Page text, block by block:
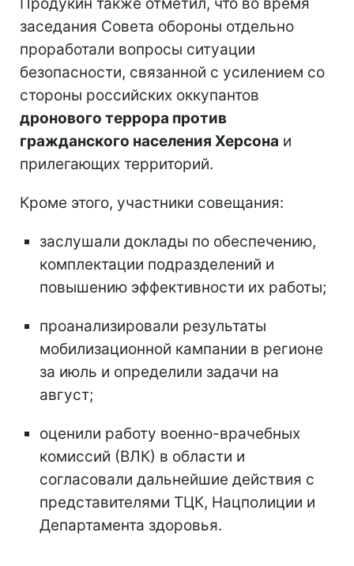
заседания Совета обороны отдельно
проработали вопросы ситуации
безопасности, связанной с усилением со
стороны российских оккупантов
дронового террора против
гражданского населения Херсона и
прилегающих территорий.
Кроме этого, участники совещания:
заслушали доклады по обеспечению,
комплектации подразделений и
повышению эффективности их работы;
проанализировали результаты
мобилизационной кампании в регионе
за июль и определили задачи на
август;
оценили работу военно-врачебных
комиссий (ВЛК) в области и
согласовали дальнейшие действия с
представителями ТЦК, Нацполиции и
Департамента здоровья.